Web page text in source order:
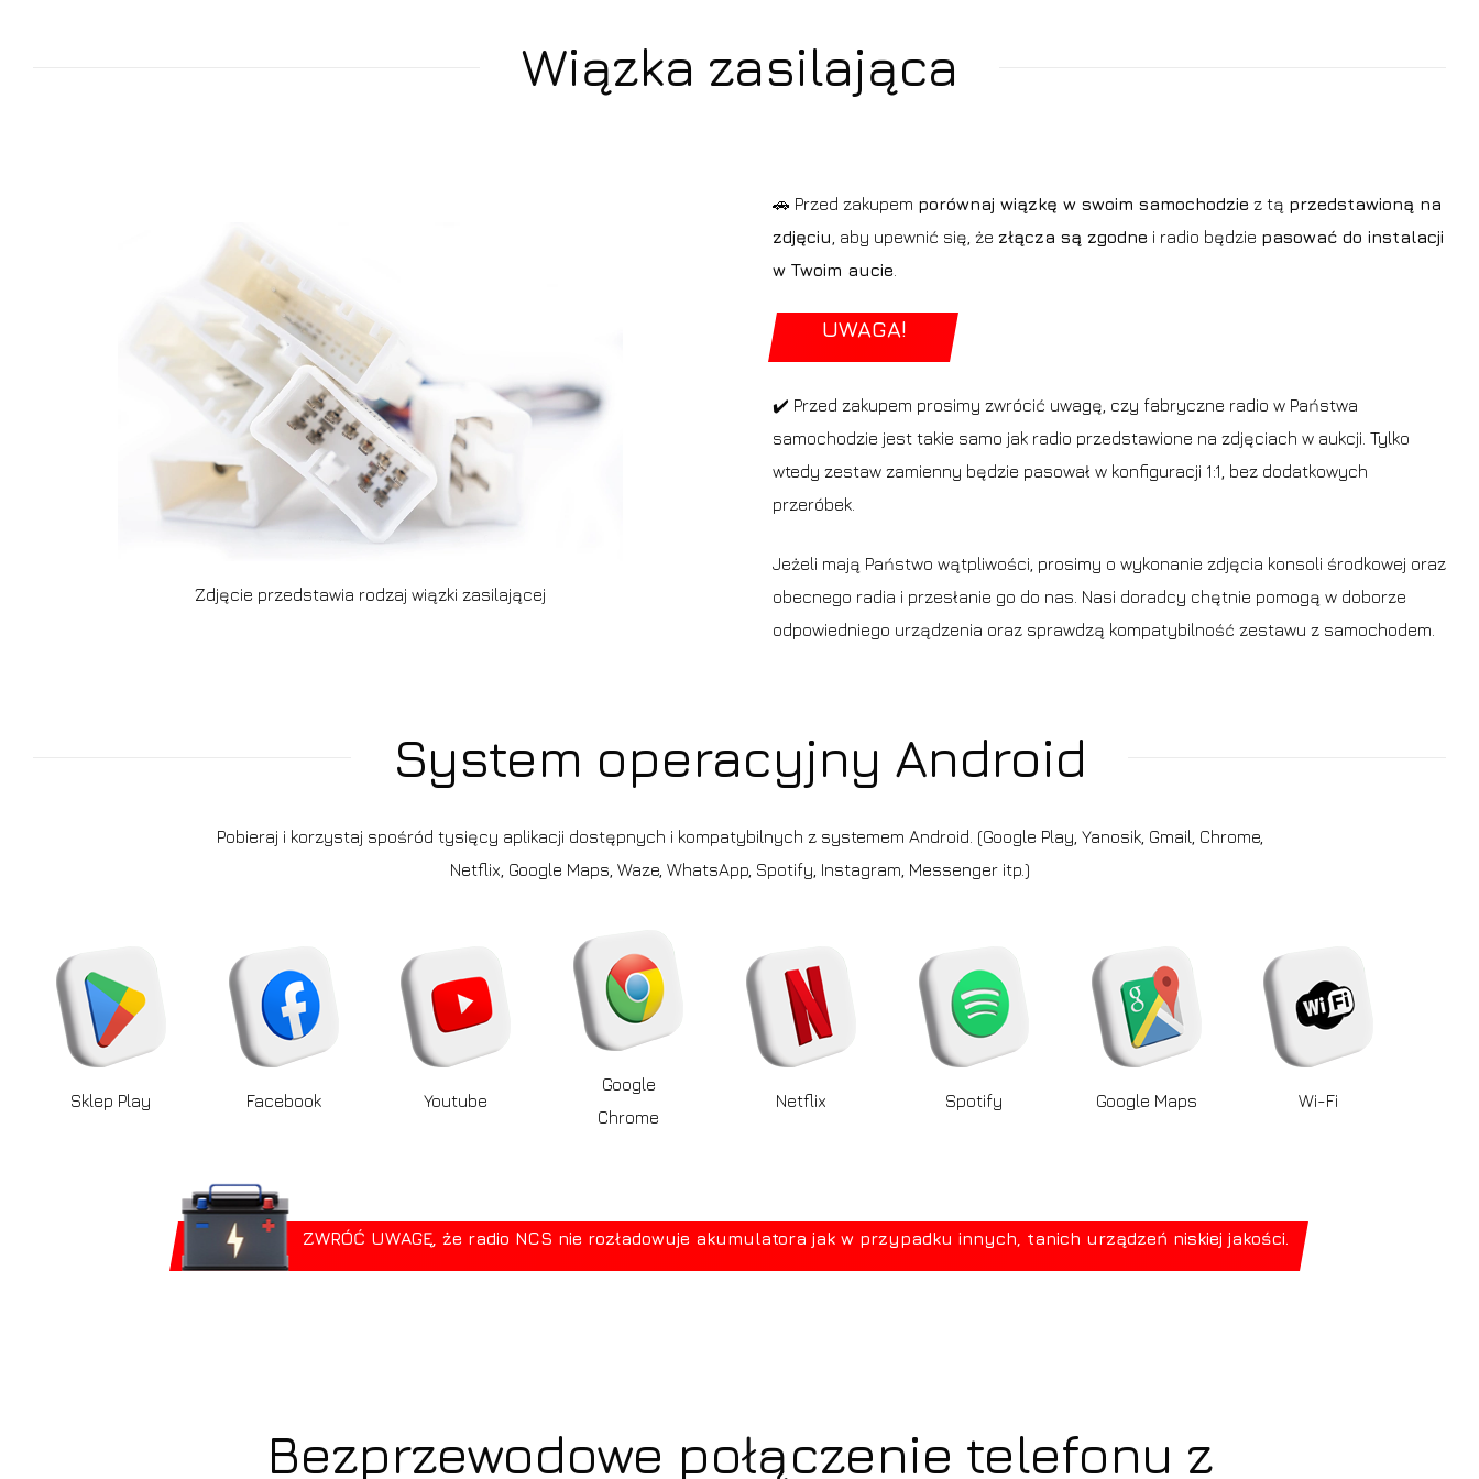
Wiązka zasilająca
Zdjęcie przedstawia rodzaj wiązki zasilającej
🚗 Przed zakupem porównaj wiązkę w swoim samochodzie z tą przedstawioną na
zdjęciu , aby upewnić się, że złącza są zgodne i radio będzie pasować do instalacji
w Twoim aucie
UWAGA!
✔️ Przed zakupem prosimy zwrócić uwagę, czy fabryczne radio w Państwa
samochodzie jest takie samo jak radio przedstawione na zdjęciach w aukcji. Tylko
wtedy zestaw zamienny będzie pasował w konfiguracji 1:1, bez dodatkowych
przeróbek.
Jeżeli mają Państwo wątpliwości, prosimy o wykonanie zdjęcia konsoli środkowej oraz
obecnego radia i przesłanie go do nas. Nasi doradcy chętnie pomogą w doborze
odpowiedniego urządzenia oraz sprawdzą kompatybilność zestawu z samochodem.
System operacyjny Android
Pobieraj i korzystaj spośród tysięcy aplikacji dostępnych i kompatybilnych z systemem Android. (Google Play, Yanosik, Gmail, Chrome,
Netflix, Google Maps, Waze, WhatsApp, Spotify, Instagram, Messenger itp.)
Sklep Play Facebook Youtube
Google
Chrome
Netflix Spotify Google Maps Wi-Fi
ZWRÓĆ UWAGĘ, że radio NCS nie rozładowuje akumulatora jak w przypadku innych, tanich urządzeń niskiej jakości.
Bezprzewodowe połączenie telefonu z